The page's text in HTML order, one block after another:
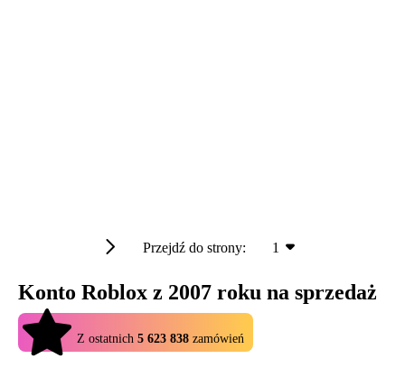
Przejdź do strony: 1
Konto Roblox z 2007 roku na sprzedaż
Z ostatnich 5 623 838 zamówień